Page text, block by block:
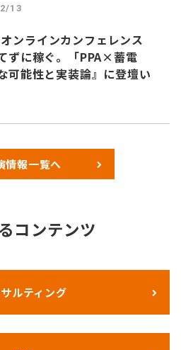
13
ンラインカンフェレンス
ずに稼ぐ。「PPA×蓄電
可能性と実装論』に登壇い
情報一覧へ
コンテンツ
ルティング